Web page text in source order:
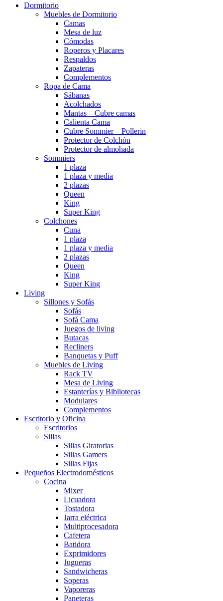
Dormitorio
Muebles de Dormitorio
Camas
Mesa de luz
Cómodas
Roperos y Placares
Respaldos
Zapateras
Complementos
Ropa de Cama
Sábanas
Acolchados
Mantas – Cubre camas
Calienta Cama
Cubre Sommier – Pollerin
Protector de Colchón
Protector de almohada
Sommiers
1 plaza
1 plaza y media
2 plazas
Queen
King
Super King
Colchones
Cuna
1 plaza
1 plaza y media
2 plazas
Queen
King
Super King
Living
Sillones y Sofás
Sofás
Sofá Cama
Juegos de living
Butacas
Recliners
Banquetas y Puff
Muebles de Living
Rack TV
Mesa de Living
Estanterías y Bibliotecas
Modulares
Complementos
Escritorio y Oficina
Escritorios
Sillas
Sillas Giratorias
Sillas Gamers
Sillas Fijas
Pequeños Electrodomésticos
Cocina
Mixer
Licuadora
Tostadora
Jarra eléctrica
Multiprocesadora
Cafetera
Batidora
Exprimidores
Jugueras
Sandwicheras
Soperas
Vaporeras
Paneteras